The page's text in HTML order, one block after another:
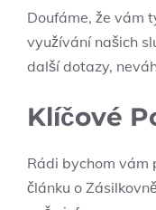
Doufáme, že vám
využívání našich⁢
⁢další dotazy,
Klíčové
Rádi bychom vám⁣
článku o